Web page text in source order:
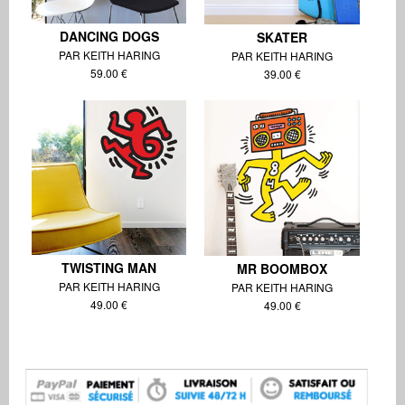
DANCING DOGS
PAR KEITH HARING
59.00 €
SKATER
PAR KEITH HARING
39.00 €
TWISTING MAN
PAR KEITH HARING
49.00 €
MR BOOMBOX
PAR KEITH HARING
49.00 €